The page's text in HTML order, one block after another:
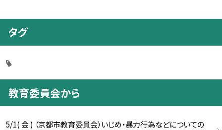
タグ
教育委員会から
5/1( 金 ) （京都市教育委員会）いじめ・暴力行為などについての